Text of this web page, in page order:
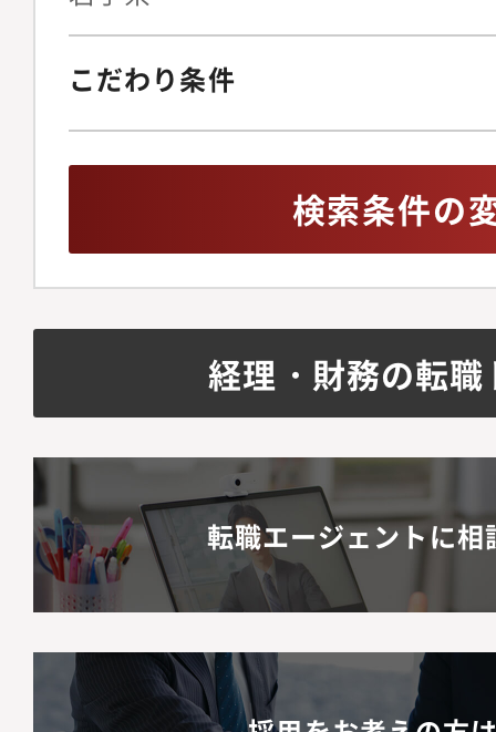
こだわり条件
検索条件の
経理・財務の転
転職エージェントに相